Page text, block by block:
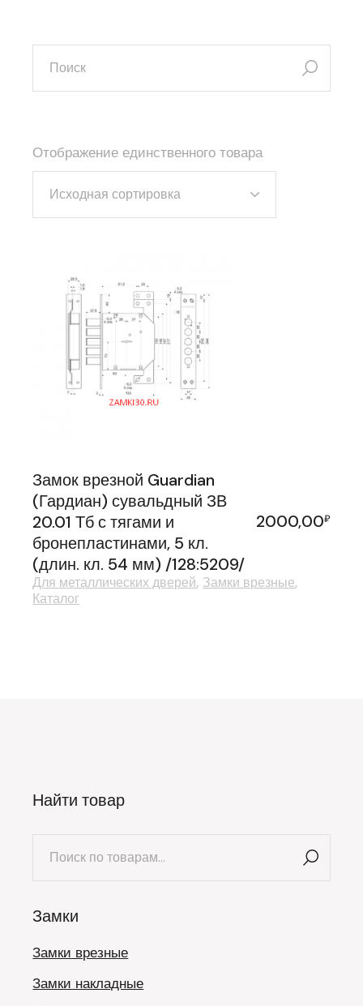
искать:
Отображение единственного товара
Исходная сортировка
Замок врезной Guardian
(Гардиан) сувальдный ЗВ
20.01 Тб с тягами и
бронепластинами, 5 кл.
(длин. кл. 54 мм) /128:5209/
2000,00₽
Для металлических дверей Замки врезные
Каталог
Найти товар
Замки
Замки врезные
Замки накладные